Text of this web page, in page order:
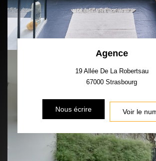
Agence
19 Allée De La Robertsau
67000 Strasbourg
Nous écrire Voir le